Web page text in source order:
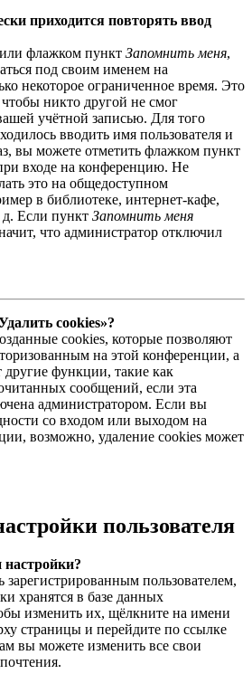
приходится повторять ввод
флажком пункт Запомнить меня,
под своим именем на
некоторое ограниченное время. Это
чтобы никто другой не смог
учётной записью. Для того
вводить имя пользователя и
вы можете отметить флажком пункт
входе на конференцию. Не
это на общедоступном
в библиотеке, интернет-кафе,
д. Если пункт Запомнить меня
что администратор отключил
cookies»?
cookies, которые позволяют
на этой конференции, а
функции, такие как
сообщений, если эта
администратором. Если вы
со входом или выходом на
возможно, удаление cookies может
пользователя
зарегистрированным пользователем,
хранятся в базе данных
изменить их, щёлкните на имени
страницы и перейдите по ссылке
вы можете изменить все свои